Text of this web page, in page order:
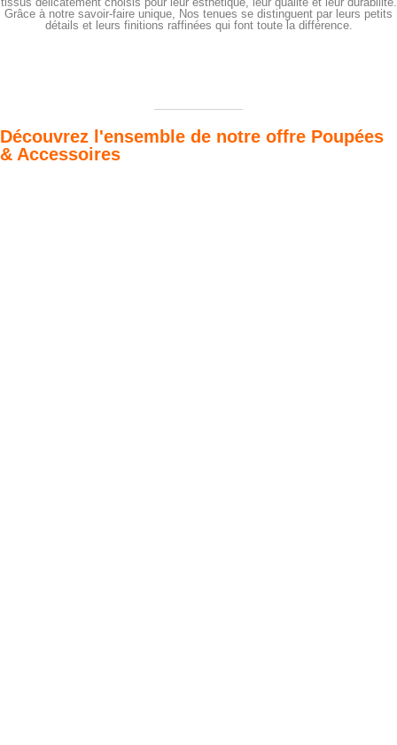
Grâce à notre savoir-faire unique, Nos tenues se distinguent par leurs petits
détails et leurs finitions raffinées qui font toute la différence.
Découvrez l'ensemble de notre offre Poupées
& Accessoires